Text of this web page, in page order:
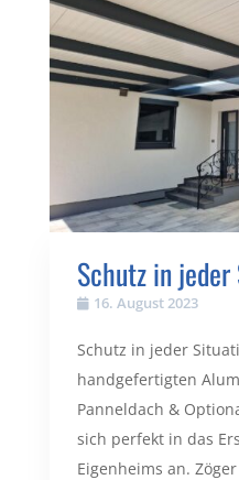
Schutz in
16. August 2023
Schutz in jeder
handgefertigten
Panneldach &
sich perfekt in das
Eigenheims an.